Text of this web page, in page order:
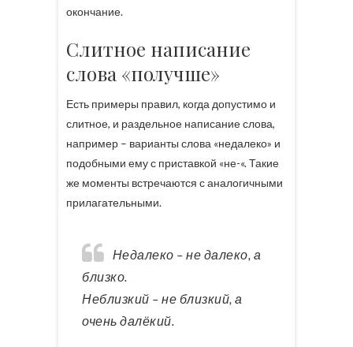
окончание.
Слитное написание
слова «получше»
Есть примеры правил, когда допустимо и
слитное, и раздельное написание слова,
например – варианты слова «недалеко» и
подобными ему с приставкой «не-«. Такие
же моменты встречаются с аналогичными
прилагательными.
Недалеко – не далеко, а
близко.
Неблизкий – не близкий, а
очень далёкий.